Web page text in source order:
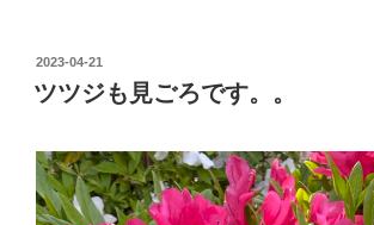
投
稿
日:
2023-04-21
ツツジも見ごろです。。